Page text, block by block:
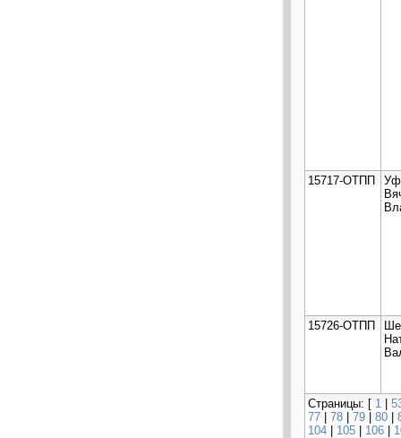
15717-ОТПП
15726-ОТПП
Страницы: [ 1 |
77 | 78 | 79 | 80 |
104 | 105 | 106 |